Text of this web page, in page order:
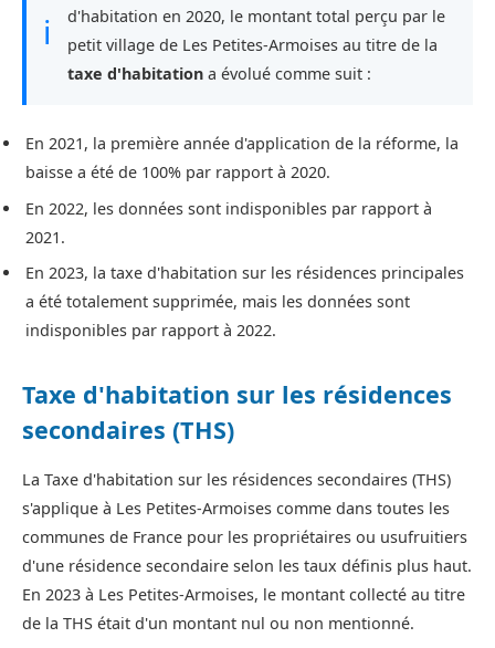
ℹ
d'habitation en 2020, le montant total perçu par le
petit village de Les Petites-Armoises au titre de la
taxe d'habitation a évolué comme suit :
En 2021, la première année d'application de la réforme, la
baisse a été de 100% par rapport à 2020.
En 2022, les données sont indisponibles par rapport à
2021.
En 2023, la taxe d'habitation sur les résidences principales
a été totalement supprimée, mais les données sont
indisponibles par rapport à 2022.
Taxe d'habitation sur les résidences
secondaires (THS)
La Taxe d'habitation sur les résidences secondaires (THS)
s'applique à Les Petites-Armoises comme dans toutes les
communes de France pour les propriétaires ou usufruitiers
d'une résidence secondaire selon les taux définis plus haut.
En 2023 à Les Petites-Armoises, le montant collecté au titre
de la THS était d'un montant nul ou non mentionné.